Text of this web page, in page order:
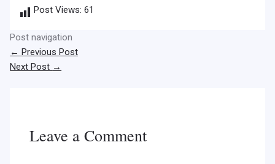
Post Views: 61
Post navigation
← Previous Post
Next Post →
Leave a Comment